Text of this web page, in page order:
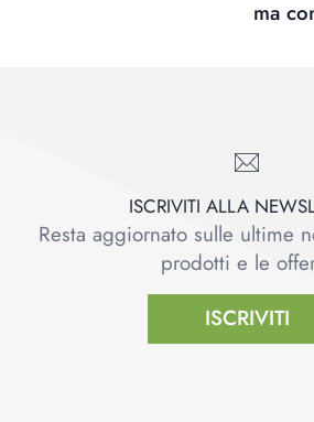
ma
ISCRIVITI ALLA
Resta aggiornato sulle ultime
prodotti e le
ISCRIVITI